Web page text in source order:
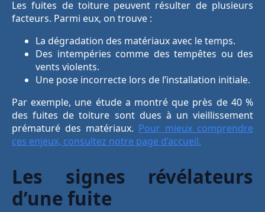
Les fuites de toiture peuvent résulter de plusieurs
facteurs. Parmi eux, on trouve :
La dégradation des matériaux avec le temps.
Des intempéries comme des tempêtes ou des
vents violents.
Une pose incorrecte lors de l’installation initiale.
Par exemple, une étude a montré que près de 40 %
des fuites de toiture sont dues à un vieillissement
prématuré des matériaux. Pour mieux comprendre
ces enjeux, consultez notre page d’accueil.
Les signes révélateurs
d’une fuite